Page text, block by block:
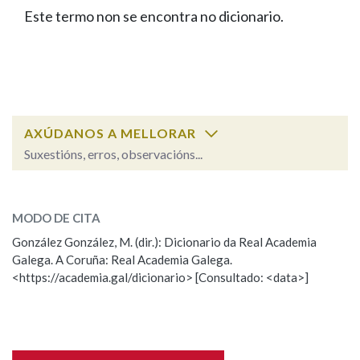
FIGURAS HOMENAXEADAS
PORTAL DAS PALABRAS
Facebook
TwitterYoutubeInstagram
Bluesky
BUSCAR NOS LEMAS
Remata por
BUSCAR NO CONTIDO
Nas definicións
Este termo non se encontra no dicionario.
AXÚDANOS A MELLORAR
Suxestións, erros, observacións...
Observación
Nome
MODO DE CITA
González González, M. (dir.): Dicionario da Real Academia
Galega. A Coruña: Real Academia Galega.
<https://academia.gal/dicionario> [Consultado: <data>]